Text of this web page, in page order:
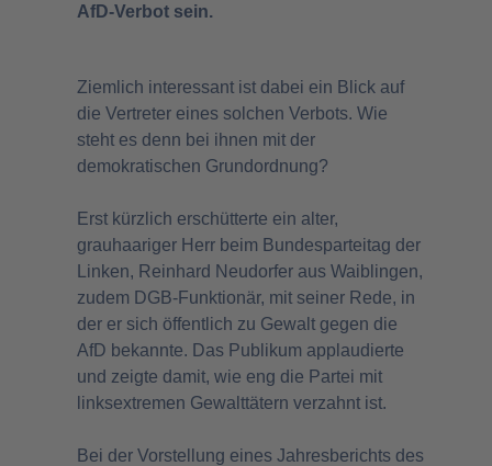
AfD-Verbot sein.
Ziemlich interessant ist dabei ein Blick auf
die Vertreter eines solchen Verbots. Wie
steht es denn bei ihnen mit der
demokratischen Grundordnung?
Erst kürzlich erschütterte ein alter,
grauhaariger Herr beim Bundesparteitag der
Linken, Reinhard Neudorfer aus Waiblingen,
zudem DGB-Funktionär, mit seiner Rede, in
der er sich öffentlich zu Gewalt gegen die
AfD bekannte. Das Publikum applaudierte
und zeigte damit, wie eng die Partei mit
linksextremen Gewalttätern verzahnt ist.
Bei der Vorstellung eines Jahresberichts des